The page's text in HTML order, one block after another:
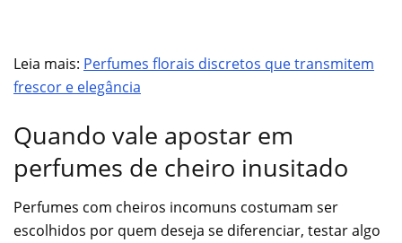
Leia mais: Perfumes florais discretos que transmitem
frescor e elegância
Quando vale apostar em
perfumes de cheiro inusitado
Perfumes com cheiros incomuns costumam ser
escolhidos por quem deseja se diferenciar, testar algo